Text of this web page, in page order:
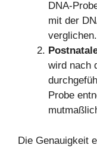
DNA-
mit der
verglichen.
wird nach
Probe
Die Genauigkeit